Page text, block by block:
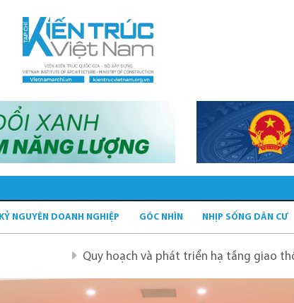
KỶ NGUYÊN DOANH NGHIỆP GÓC NHÌN NHỊP SỐNG DÂN CƯ
Quy hoạch và phát triển hạ tầng giao thông tĩnh xanh